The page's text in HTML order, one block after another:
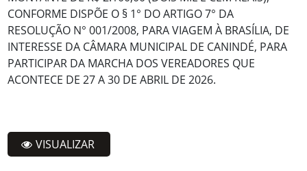
CONFORME DISPÕE O § 1° DO ARTIGO 7° DA
RESOLUÇÃO N° 001/2008, PARA VIAGEM À BRASÍLIA, DE
INTERESSE DA CÂMARA MUNICIPAL DE CANINDÉ, PARA
PARTICIPAR DA MARCHA DOS VEREADORES QUE
ACONTECE DE 27 A 30 DE ABRIL DE 2026.
VISUALIZAR